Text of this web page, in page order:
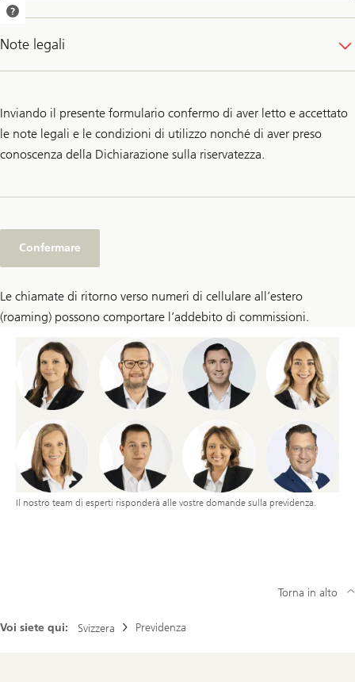
Le invieremo una
dell’appuntamento
per e-mail.
Note legali
Inviando il presente formulario confermo di aver letto e accettato
le note legali e le condizioni di utilizzo nonché di aver preso
conoscenza della Dichiarazione sulla riservatezza.
Confermare
Le chiamate di ritorno verso numeri di cellulare all’estero
(roaming) possono comportare l’addebito di commissioni.
Il nostro team di esperti risponderà alle vostre domande sulla previdenza.
Voi siete qui: Svizzera Previdenza
Torna in alto